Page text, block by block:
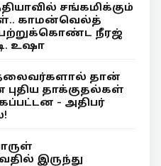
சங்கமிக்கும்
காமன்வெல்த்
நீரஜ்
உஷா
தான்
தாக்குதல்கள்
- அதிபர்
இருந்து